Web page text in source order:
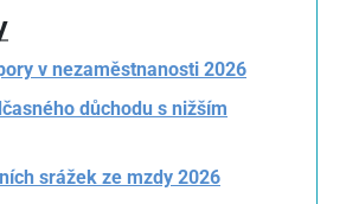
v nezaměstnanosti 2026
důchodu s nižším
srážek ze mzdy 2026